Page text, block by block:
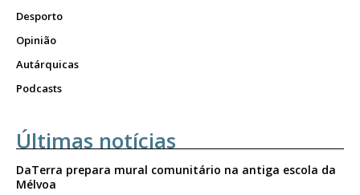
Desporto
Opinião
Autárquicas
Podcasts
Últimas notícias
DaTerra prepara mural comunitário na antiga escola da
Mélvoa